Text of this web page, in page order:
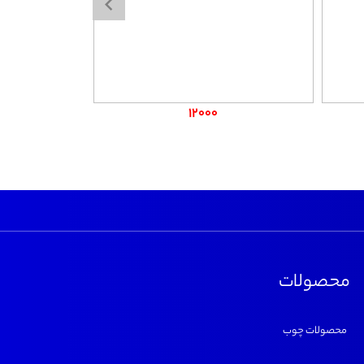
12000
محصولات
محصولات چوب